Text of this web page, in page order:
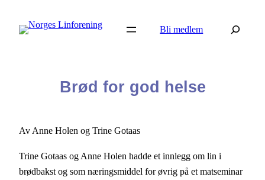
Bli medlem Søk
Brød for god helse
Av Anne Holen og Trine Gotaas
Trine Gotaas og Anne Holen hadde et innlegg om lin i
brødbakst og som næringsmiddel for øvrig på et matseminar